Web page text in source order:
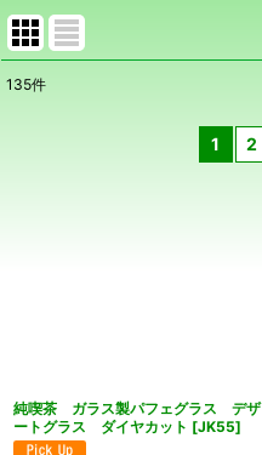
135件
1 2
純喫茶 ガラス製パフェグラス デザ
ートグラス ダイヤカット [JK55]